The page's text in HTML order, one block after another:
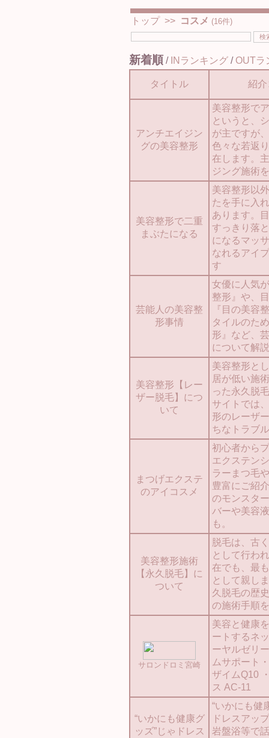
トップ>> コスメ (16件)
新着順 / INランキング / OUTラ
タイトル 紹
アンチエイジン
グの美容整形
美容整形で
というと、
が主ですが
色々な若返
在します。
ジング施術
美容整形で二重
まぶたになる
美容整形以
たを手に入
あります。
すっきり落
になるマッ
なれるアイ
す
芸能人の美容整
形事情
女優に人気
整形』や、
『目の美容
タイルのた
形』など、
について解
美容整形【レー
ザー脱毛】につ
いて
美容整形と
居が低い施
った永久脱
サイトでは
形のレーザ
ちなトラブ
まつげエクステ
のアイコスメ
初心者から
エクステン
ラーまつ毛
豊富にご紹
のモンスタ
バーや美容
も。
美容整形施術
【永久脱毛】に
ついて
脱毛は、古
として行わ
在でも、最
として親し
久脱毛の歴
の施術手順
サロンドロミ宮崎
美容と健康
ートするネ
ーヤルゼリ
ムサポート
ザイムQ10
ス AC-11
“いかにも健康グ
ッズ”じゃドレス
“いかにも健
ドレスアッ
岩盤浴等で